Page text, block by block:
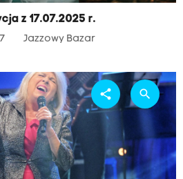
z 17.07.2025 r.
Jazzowy Bazar
share search